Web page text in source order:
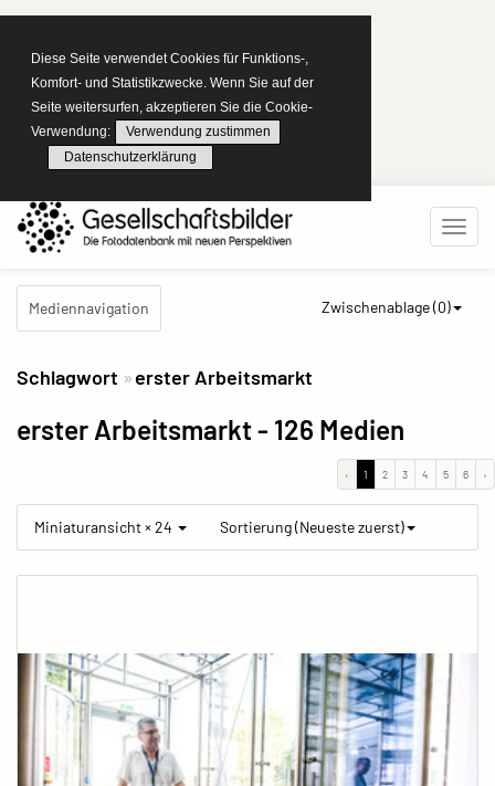
Diese Seite verwendet Cookies für Funktions-,
Komfort- und Statistikzwecke. Wenn Sie auf der
Seite weitersurfen, akzeptieren Sie die Cookie-
Verwendung:
Verwendung zustimmen
Datenschutzerklärung
Mediennavigation Zwischenablage (0)
Schlagwort erster Arbeitsmarkt
erster Arbeitsmarkt- 126 Medien
‹ 1 2 3 4 5 6 ›
Miniaturansicht × 24 Sortierung (Neueste zuerst)